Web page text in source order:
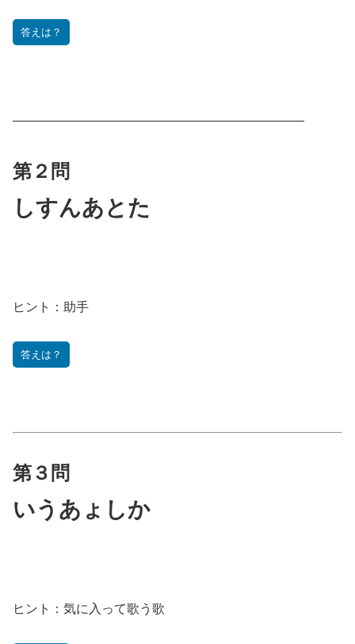
答えは？
———————————————————————
第２問
しすんあとた
ヒント： 助手
答えは？
第３問
いうあょしか
ヒント： 気に入って歌う歌